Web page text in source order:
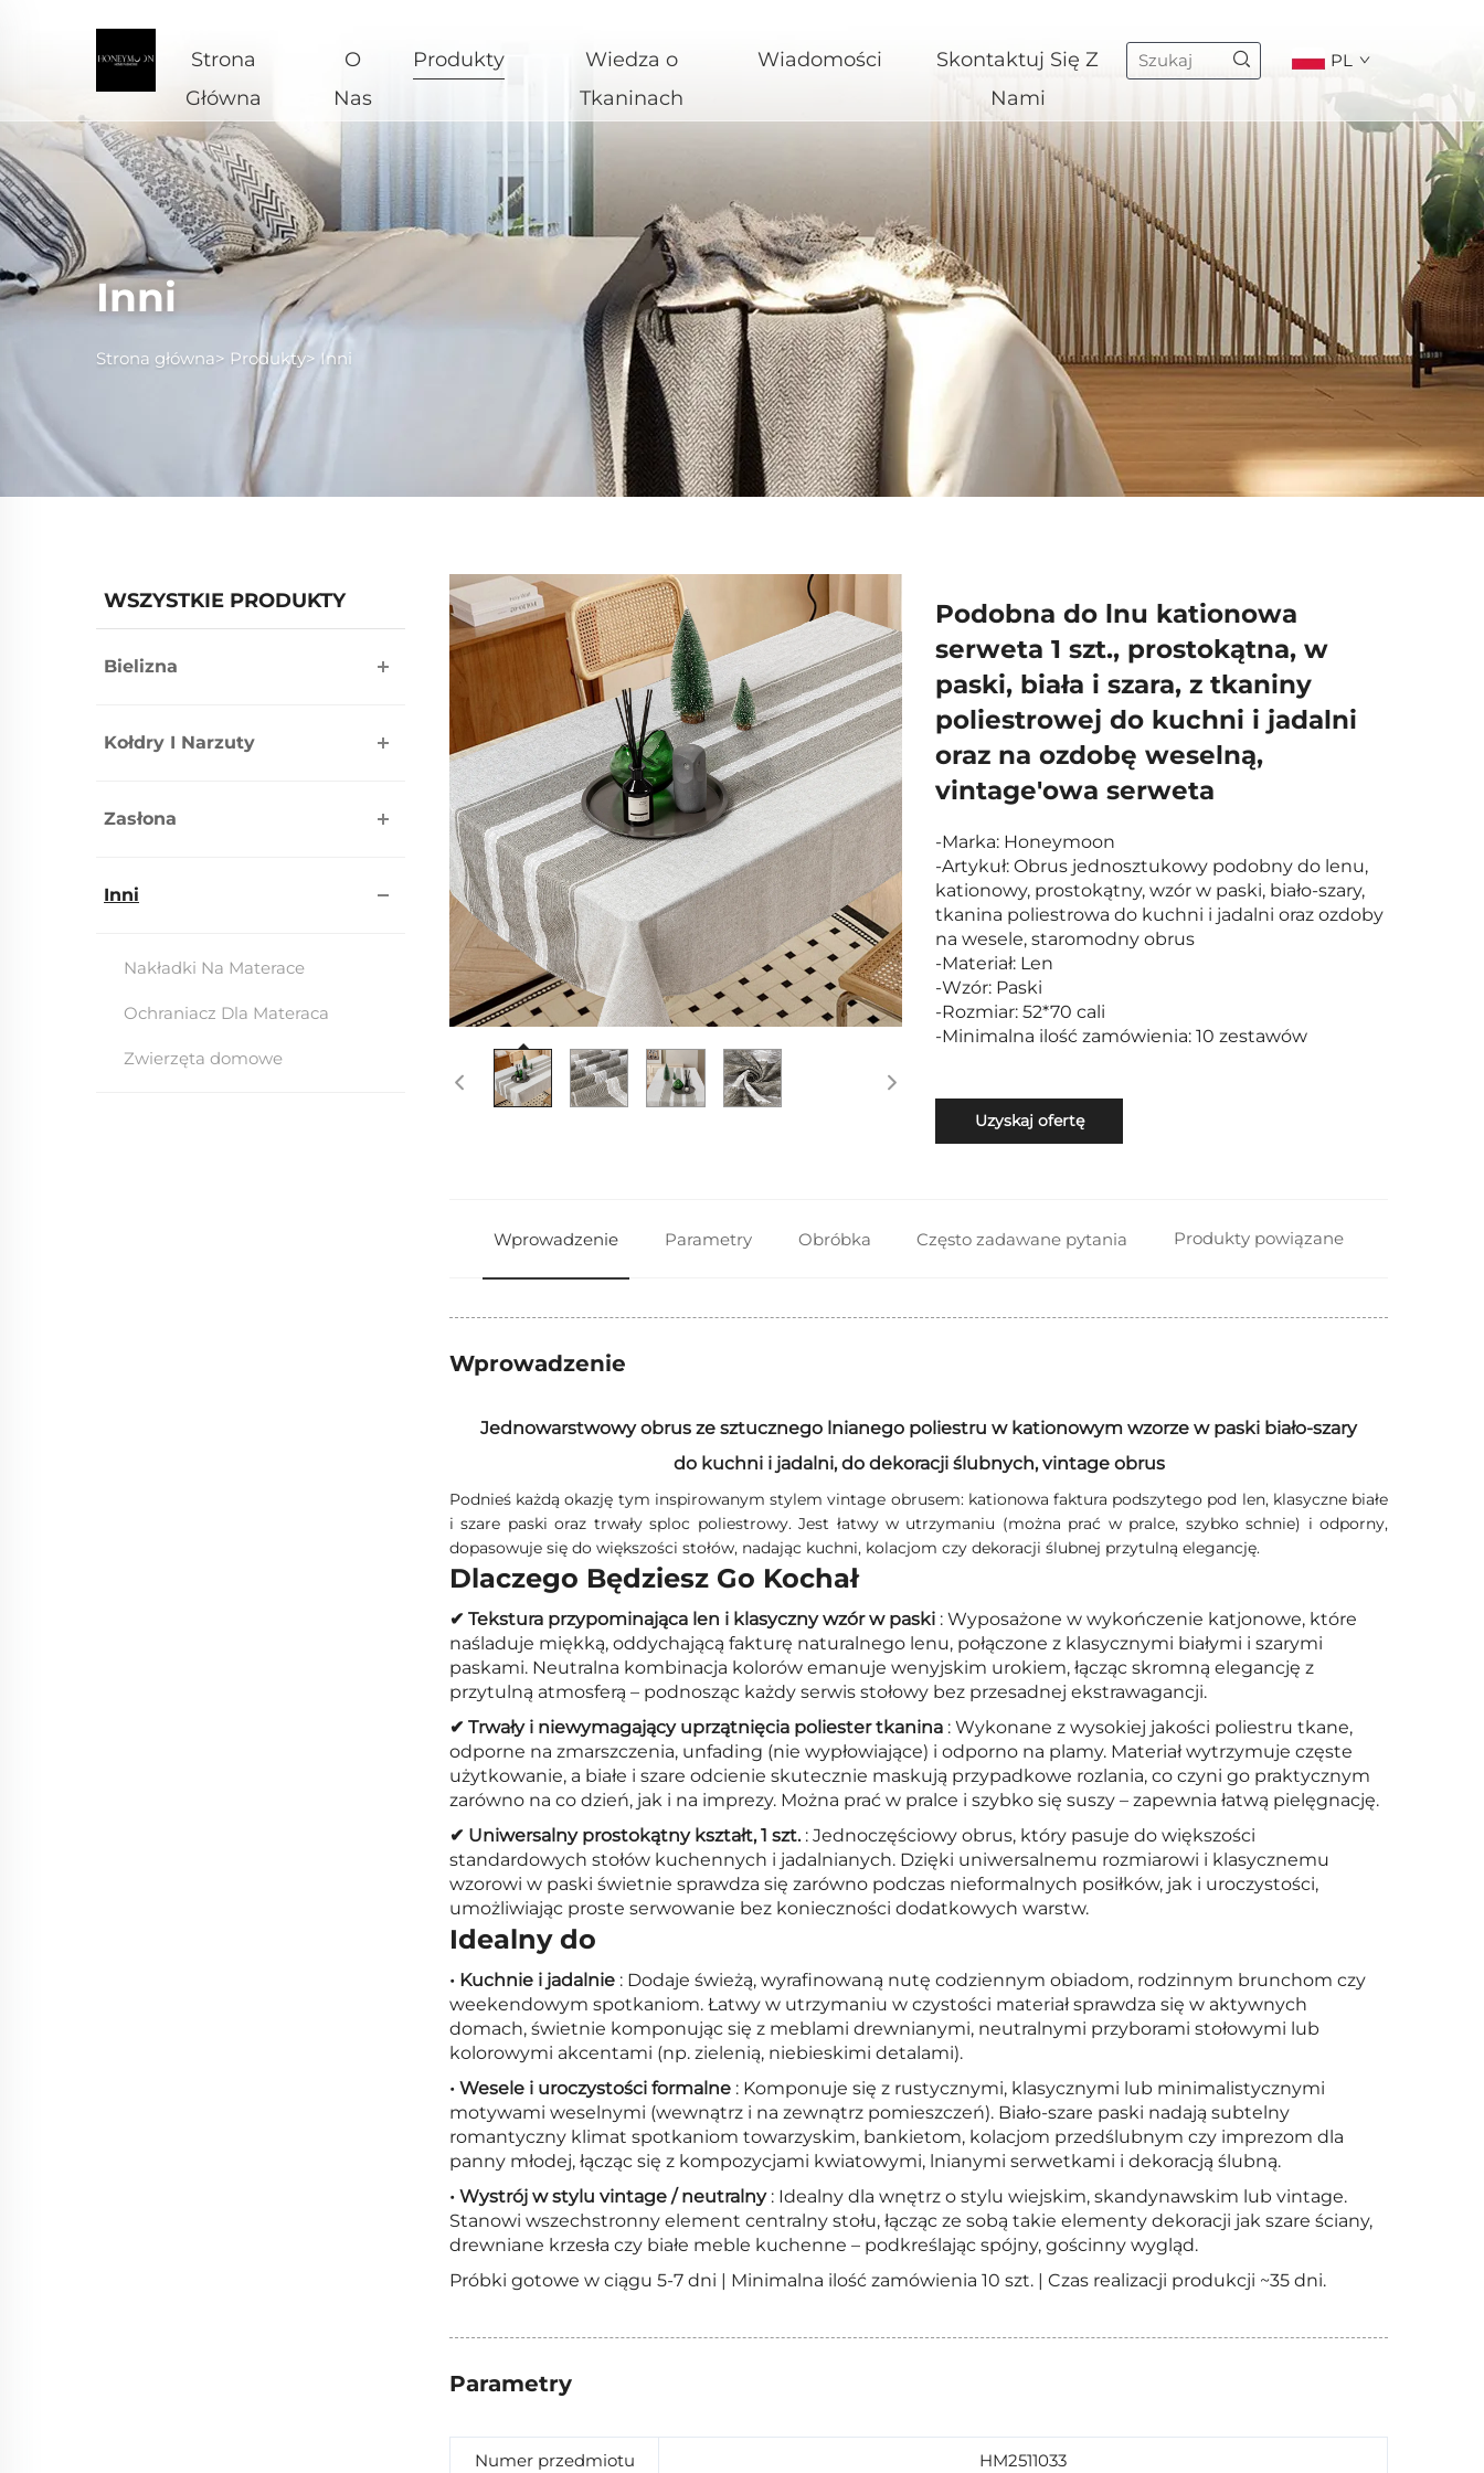
Strona
Główna
O
Nas
Produkty
Wiedza o
Tkaninach
Wiadomości
Skontaktuj Się Z
Nami
PL
Inni
Strona główna> Produkty> Inni
WSZYSTKIE PRODUKTY
Bielizna
Kołdry I Narzuty
Zasłona
Inni
Nakładki Na Materace
Ochraniacz Dla Materaca
Zwierzęta domowe
Podobna do lnu kationowa
serweta 1 szt., prostokątna, w
paski, biała i szara, z tkaniny
poliestrowej do kuchni i jadalni
oraz na ozdobę weselną,
vintage'owa serweta
-Marka: Honeymoon
-Artykuł: Obrus jednosztukowy podobny do lenu,
kationowy, prostokątny, wzór w paski, biało-szary,
tkanina poliestrowa do kuchni i jadalni oraz ozdoby
na wesele, staromodny obrus
-Materiał: Len
-Wzór: Paski
-Rozmiar: 52*70 cali
-Minimalna ilość zamówienia: 10 zestawów
Uzyskaj ofertę
Wprowadzenie Parametry Obróbka Często zadawane pytania Produkty powiązane
Wprowadzenie
Jednowarstwowy obrus ze sztucznego lnianego poliestru w kationowym wzorze w paski biało-szary
do kuchni i jadalni, do dekoracji ślubnych, vintage obrus
Podnieś każdą okazję tym inspirowanym stylem vintage obrusem: kationowa faktura podszytego pod len, klasyczne białe
i szare paski oraz trwały sploc poliestrowy. Jest łatwy w utrzymaniu (można prać w pralce, szybko schnie) i odporny,
dopasowuje się do większości stołów, nadając kuchni, kolacjom czy dekoracji ślubnej przytulną elegancję.
Dlaczego Będziesz Go Kochał
✔ Tekstura przypominająca len i klasyczny wzór w paski : Wyposażone w wykończenie katjonowe, które
naśladuje miękką, oddychającą fakturę naturalnego lenu, połączone z klasycznymi białymi i szarymi
paskami. Neutralna kombinacja kolorów emanuje wenyjskim urokiem, łącząc skromną elegancję z
przytulną atmosferą – podnosząc każdy serwis stołowy bez przesadnej ekstrawagancji.
✔ Trwały i niewymagający uprzątnięcia poliester tkanina : Wykonane z wysokiej jakości poliestru tkane,
odporne na zmarszczenia, unfading (nie wypłowiające) i odporno na plamy. Materiał wytrzymuje częste
użytkowanie, a białe i szare odcienie skutecznie maskują przypadkowe rozlania, co czyni go praktycznym
zarówno na co dzień, jak i na imprezy. Można prać w pralce i szybko się suszy – zapewnia łatwą pielęgnację.
✔ Uniwersalny prostokątny kształt, 1 szt. : Jednoczęściowy obrus, który pasuje do większości
standardowych stołów kuchennych i jadalnianych. Dzięki uniwersalnemu rozmiarowi i klasycznemu
wzorowi w paski świetnie sprawdza się zarówno podczas nieformalnych posiłków, jak i uroczystości,
umożliwiając proste serwowanie bez konieczności dodatkowych warstw.
Idealny do
• Kuchnie i jadalnie : Dodaje świeżą, wyrafinowaną nutę codziennym obiadom, rodzinnym brunchom czy
weekendowym spotkaniom. Łatwy w utrzymaniu w czystości materiał sprawdza się w aktywnych
domach, świetnie komponując się z meblami drewnianymi, neutralnymi przyborami stołowymi lub
kolorowymi akcentami (np. zielenią, niebieskimi detalami).
• Wesele i uroczystości formalne : Komponuje się z rustycznymi, klasycznymi lub minimalistycznymi
motywami weselnymi (wewnątrz i na zewnątrz pomieszczeń). Biało-szare paski nadają subtelny
romantyczny klimat spotkaniom towarzyskim, bankietom, kolacjom przedślubnym czy imprezom dla
panny młodej, łącząc się z kompozycjami kwiatowymi, lnianymi serwetkami i dekoracją ślubną.
• Wystrój w stylu vintage / neutralny : Idealny dla wnętrz o stylu wiejskim, skandynawskim lub vintage.
Stanowi wszechstronny element centralny stołu, łącząc ze sobą takie elementy dekoracji jak szare ściany,
drewniane krzesła czy białe meble kuchenne – podkreślając spójny, gościnny wygląd.
Próbki gotowe w ciągu 5-7 dni | Minimalna ilość zamówienia 10 szt. | Czas realizacji produkcji ~35 dni.
Parametry
Numer przedmiotu HM2511033